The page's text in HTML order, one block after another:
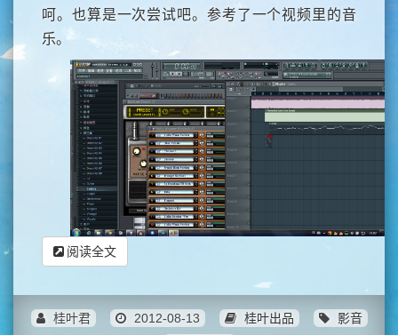
呵。也算是一次尝试吧。参考了一个视频里的音
乐。
阅读全文
桂叶君 2012-08-13 桂叶出品
影音